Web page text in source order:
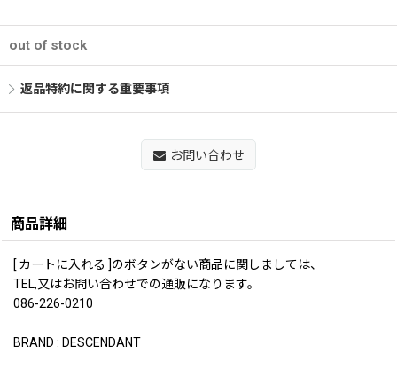
out of stock
返品特約に関する重要事項
お問い合わせ
商品詳細
[ カートに入れる ]のボタンがない商品に関しましては、
TEL,又はお問い合わせでの通販になります。
086-226-0210
BRAND : DESCENDANT